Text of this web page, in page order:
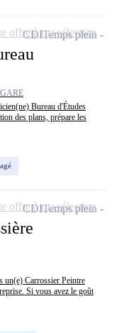
Bureau d'Études
des plans, prépare les
CDITemps plein
offre à ma sélection
un(e) Carrossier Peintre
Si vous avez le goût
CDITemps plein
offre à ma sélection